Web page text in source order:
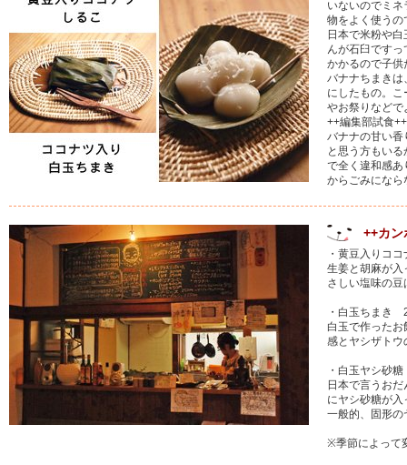
いないのでミ
物をよく使うの
日本で米粉や
んが石臼です
かかるので子供
バナナちまきは
にしたもの。
やお祭りなどで
++編集部試食++
バナナの甘い香
と思う方もい
で全く違和感あ
からごみになら
++カン
・黄豆入りコ
生姜と胡麻が入
さしい塩味の
・白玉ちまき
白玉で作った
感とヤシザトウ
・白玉ヤシ砂糖
日本で言うお
にヤシ砂糖が
一般的、固形の
※季節によって